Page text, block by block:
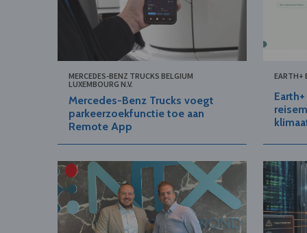
MERCEDES-BENZ TRUCKS BELGIUM
LUXEMBOURG N.V.
Mercedes-Benz Trucks voegt
parkeerzoekfunctie toe aan
Remote App
EARTH+